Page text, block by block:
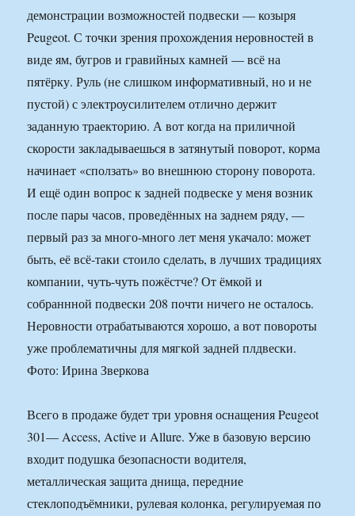
демонстрации возможностей подвески — козыря
Peugeot. С точки зрения прохождения неровностей в
виде ям, бугров и гравийных камней — всё на
пятёрку. Руль (не слишком информативный, но и не
пустой) с электроусилителем отлично держит
заданную траекторию. А вот когда на приличной
скорости закладываешься в затянутый поворот, корма
начинает «сползать» во внешнюю сторону поворота.
И ещё один вопрос к задней подвеске у меня возник
после пары часов, проведённых на заднем ряду, —
первый раз за много-много лет меня укачало: может
быть, её всё-таки стоило сделать, в лучших традициях
компании, чуть-чуть пожёстче? От ёмкой и
собраннной подвески 208 почти ничего не осталось.
Неровности отрабатываются хорошо, а вот повороты
уже проблематичны для мягкой задней плдвески.
Фото: Ирина Зверкова
Всего в продаже будет три уровня оснащения Peugeot
301— Access, Active и Allure. Уже в базовую версию
входит подушка безопасности водителя,
металлическая защита днища, передние
стеклоподъёмники, рулевая колонка, регулируемая по